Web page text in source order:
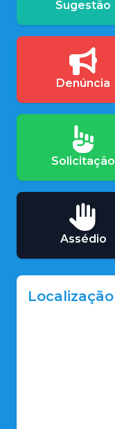
Sugestão
Denúncia
Solicitação
Assédio
Localização